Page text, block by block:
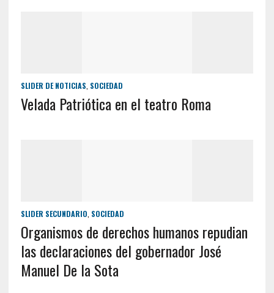
SLIDER DE NOTICIAS SOCIEDAD
Velada Patriótica en el teatro Roma
SLIDER SECUNDARIO SOCIEDAD
Organismos de derechos humanos repudian
las declaraciones del gobernador José
Manuel De la Sota